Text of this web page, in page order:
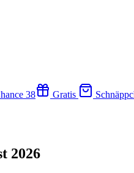
38 Gratis
2026